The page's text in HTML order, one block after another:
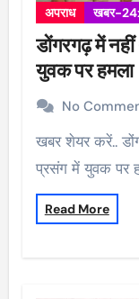
अपराध खबर-
डोंगरगढ़ में
युवक पर हमला
No
खबर शेयर करें.. डोंगरगढ़ में नहीं थम रही चाकूबाजी, प्रेम-
प्रसंग में युवक पर
Read More